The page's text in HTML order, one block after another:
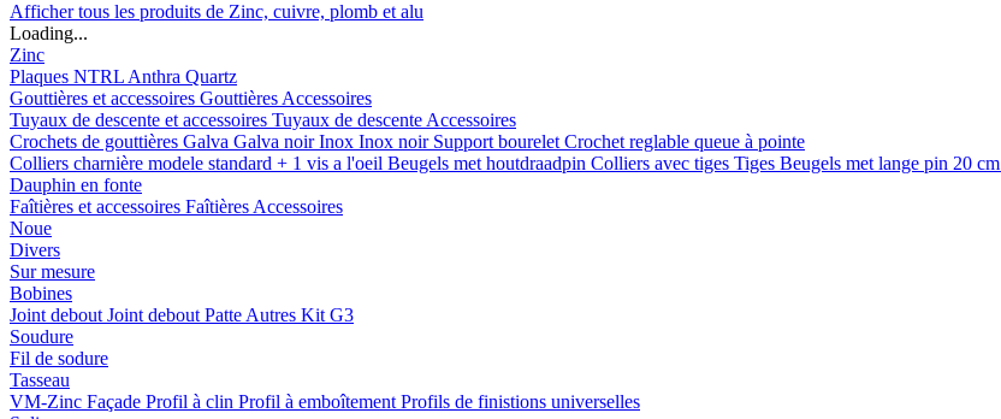
Afficher tous les produits de Zinc, cuivre, plomb et alu
Loading...
Zinc
Plaques NTRL Anthra Quartz
Gouttières et accessoires Gouttières Accessoires
Tuyaux de descente et accessoires Tuyaux de descente Accessoires
Crochets de gouttières Galva Galva noirInox Inox noir Support bourelet Crochet reglable queue à pointe
Colliers charnière modele standard + 1 vis a l'oeil Beugels met houtdraadpin Colliers avec tiges Tiges Beugels met lange pin 20 cm
Dauphin en fonte
Faîtières et accessoires Faîtières Accessoires
Noue
Divers
Sur mesure
Bobines
Joint debout Joint debout Patte Autres Kit G3
Soudure
Fil de sodure
Tasseau
VM-Zinc Façade Profil à clin Profil à emboîtement Profils de finistions universelles